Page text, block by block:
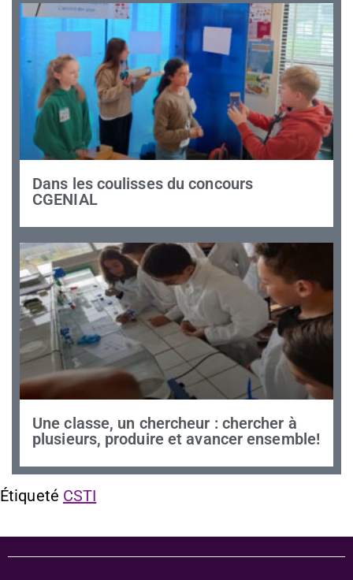
Dans les coulisses du concours
CGENIAL
Une classe, un chercheur : chercher à
plusieurs, produire et avancer ensemble!
Étiqueté CSTI